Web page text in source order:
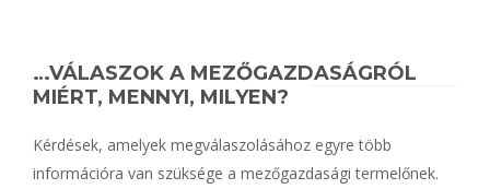
…VÁLASZOK A MEZŐGAZDASÁGRÓL
MIÉRT, MENNYI, MILYEN?
Kérdések, amelyek megválaszolásához egyre több
információra van szüksége a mezőgazdasági termelőnek.